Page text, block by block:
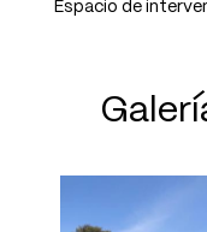
Espacio de